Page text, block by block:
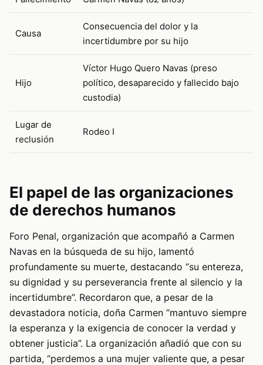
Causa
Consecuencia del dolor y la
incertidumbre por su hijo
Hijo
Víctor Hugo Quero Navas (preso
político, desaparecido y fallecido bajo
custodia)
Lugar de
reclusión
Rodeo I
El papel de las organizaciones
de derechos humanos
Foro Penal, organización que acompañó a Carmen
Navas en la búsqueda de su hijo, lamentó
profundamente su muerte, destacando “su entereza,
su dignidad y su perseverancia frente al silencio y la
incertidumbre”. Recordaron que, a pesar de la
devastadora noticia, doña Carmen “mantuvo siempre
la esperanza y la exigencia de conocer la verdad y
obtener justicia”. La organización añadió que con su
partida, “perdemos a una mujer valiente que, a pesar